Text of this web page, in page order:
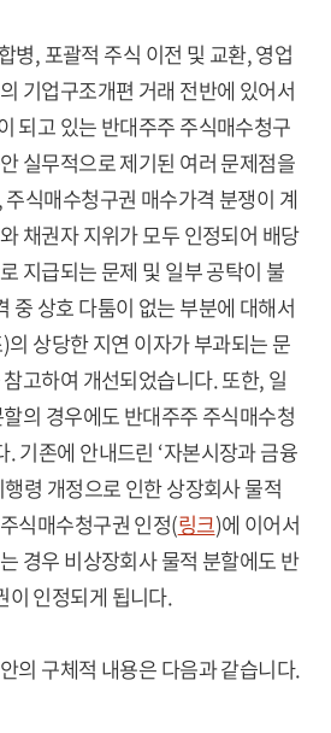
병, 포괄적 주식 이전 및 교환, 영업
기업구조개편 거래 전반에 있어서
되고 있는 반대주주 주식매수청구
실무적으로 제기된 여러 문제점을
식매수청구권 매수가격 분쟁이 계
채권자 지위가 모두 인정되어 배당
지급되는 문제 및 일부 공탁이 불
중 상호 다툼이 없는 부분에 대해서
상당한 지연 이자가 부과되는 문
고하여 개선되었습니다. 또한, 일
의 경우에도 반대주주 주식매수청
기존에 안내드린 ‘자본시장과 금융
령 개정으로 인한 상장회사 물적
식매수청구권 인정(링크)에 이어서
경우 비상장회사 물적 분할에도 반
이 인정되게 됩니다.
의 구체적 내용은 다음과 같습니다.